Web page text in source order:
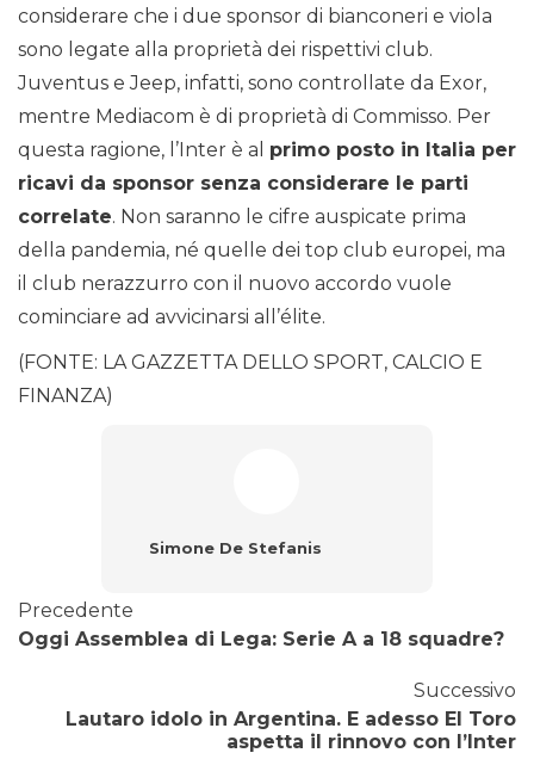
considerare che i due sponsor di bianconeri e viola
sono legate alla proprietà dei rispettivi club.
Juventus e Jeep, infatti, sono controllate da Exor,
mentre Mediacom è di proprietà di Commisso. Per
questa ragione, l’Inter è al primo posto in Italia per
ricavi da sponsor senza considerare le parti
correlate. Non saranno le cifre auspicate prima
della pandemia, né quelle dei top club europei, ma
il club nerazzurro con il nuovo accordo vuole
cominciare ad avvicinarsi all’élite.
(FONTE: LA GAZZETTA DELLO SPORT, CALCIO E
FINANZA)
Simone De Stefanis
Precedente
Oggi Assemblea di Lega: Serie A a 18 squadre?
Successivo
Lautaro idolo in Argentina. E adesso El Toro
aspetta il rinnovo con l’Inter